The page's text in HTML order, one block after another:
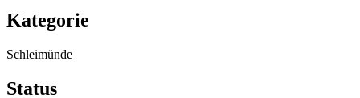
Kategorie
Schleimünde
Status